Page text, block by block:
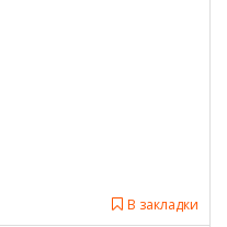
В закладки